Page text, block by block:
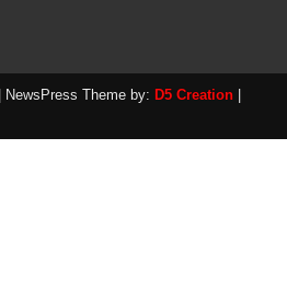
| NewsPress Theme by: D5 Creation